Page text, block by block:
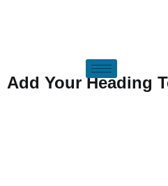
Add Your Heading